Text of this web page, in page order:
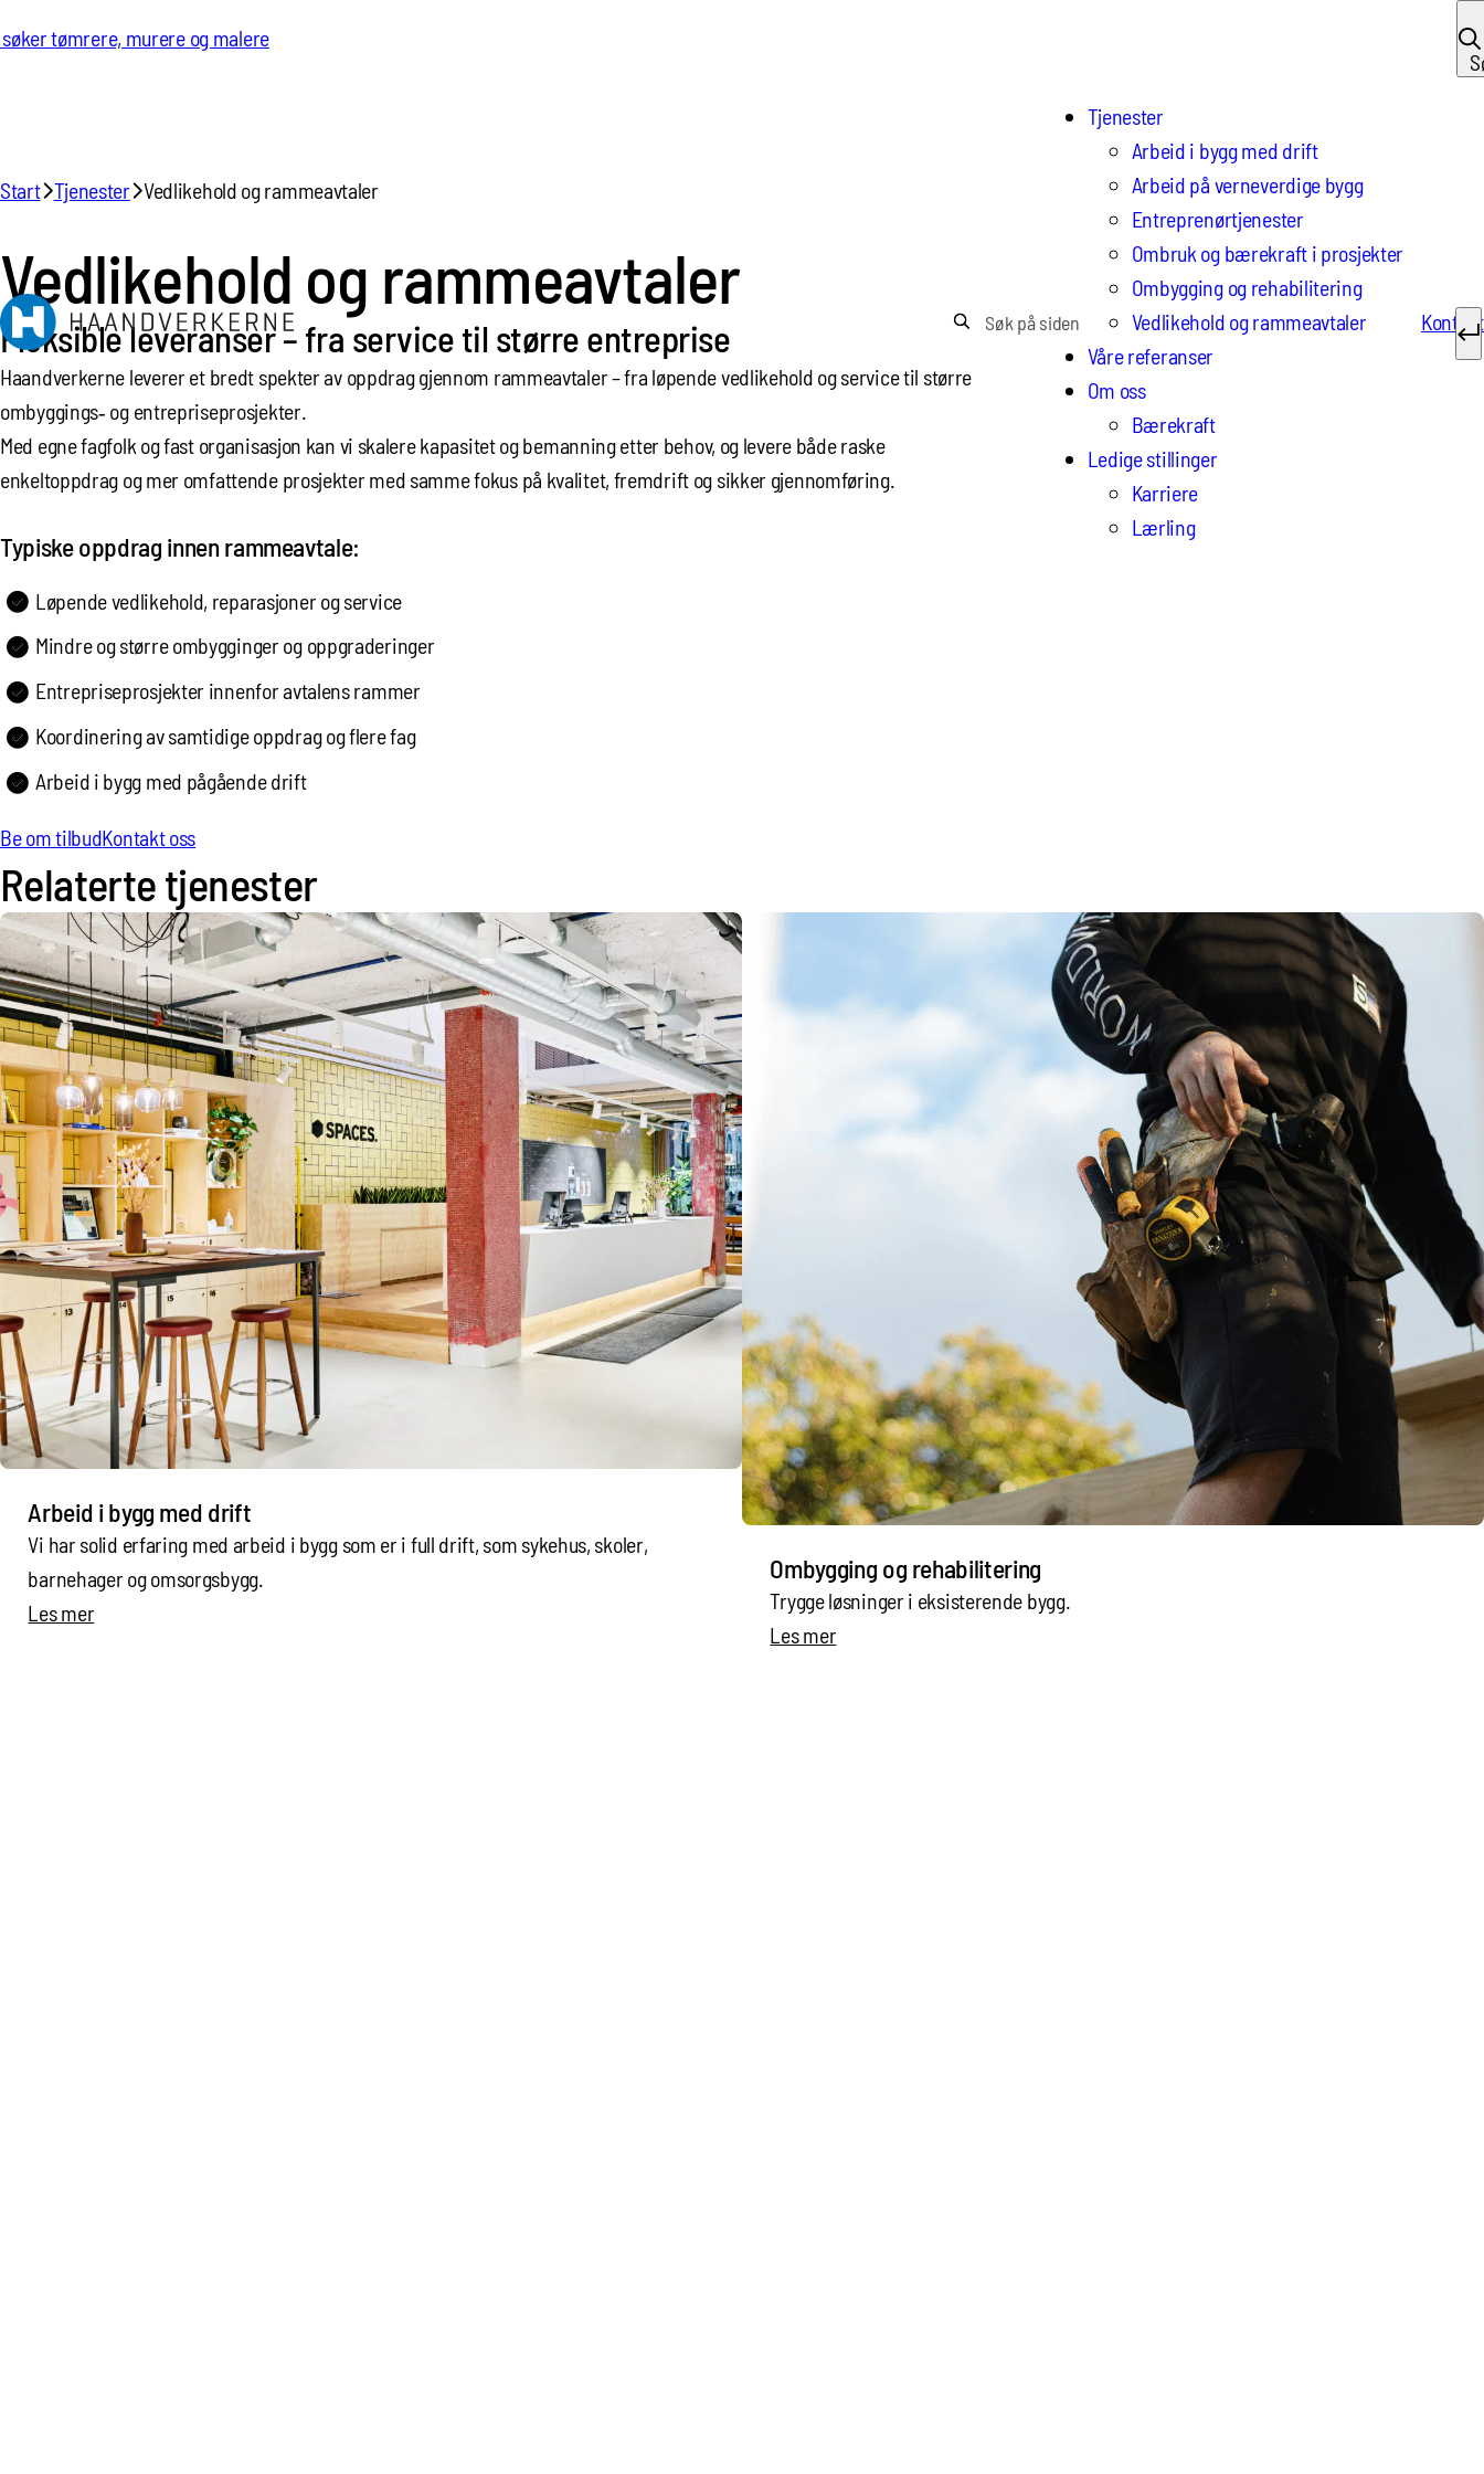
tømrere, murere og malere
Tjenester
Arbeid i bygg med drift
Arbeid på verneverdige bygg
Entreprenørtjenester
Ombruk og bærekraft i prosjekter
Ombygging og rehabilitering
Vedlikehold og rammeavtaler
Våre referanser
Om oss
Bærekraft
Ledige stillinger
Karriere
Lærling
Kontakt
Søk etter:
Start Tjenester Vedlikehold og rammeavtaler
Vedlikehold og rammeavtaler
Fleksible leveranser – fra service til større entreprise
Haandverkerne leverer et bredt spekter av oppdrag gjennom rammeavtaler – fra løpende vedlikehold og service til større
ombyggings‑ og entrepriseprosjekter.
Med egne fagfolk og fast organisasjon kan vi skalere kapasitet og bemanning etter behov, og levere både raske
enkeltoppdrag og mer omfattende prosjekter med samme fokus på kvalitet, fremdrift og sikker gjennomføring.
Typiske oppdrag innen rammeavtale:
Løpende vedlikehold, reparasjoner og service
Mindre og større ombygginger og oppgraderinger
Entrepriseprosjekter innenfor avtalens rammer
Koordinering av samtidige oppdrag og flere fag
Arbeid i bygg med pågående drift
Be om tilbudKontakt oss
Relaterte tjenester
Arbeid i bygg med drift
Vi har solid erfaring med arbeid i bygg som er i full drift, som sykehus, skoler,
barnehager og omsorgsbygg.
Les mer
Ombygging og rehabilitering
Trygge løsninger i eksisterende bygg.
Les mer